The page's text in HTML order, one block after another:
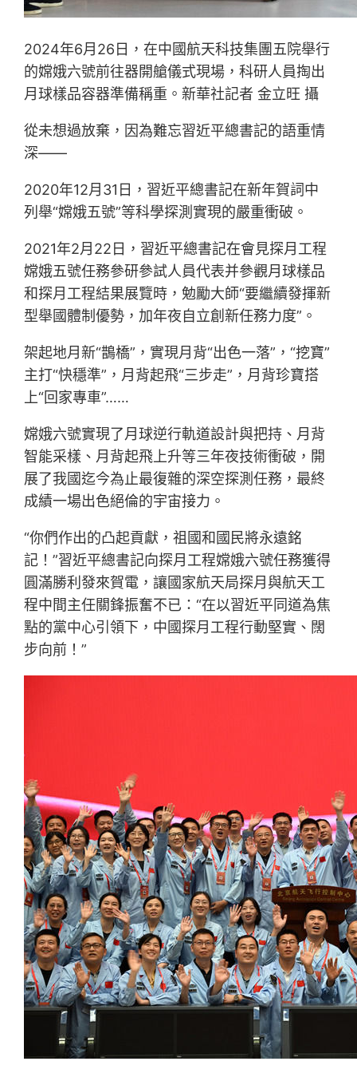
2024年6月26日，在中國航天科技集團五院舉行
的嫦娥六號前往器開艙儀式現場，科研人員掏出
月球樣品容器準備稱重。新華社記者 金立旺 攝
從未想過放棄，因為難忘習近平總書記的語重情
深——
2020年12月31日，習近平總書記在新年賀詞中
列舉“嫦娥五號”等科學探測實現的嚴重衝破。
2021年2月22日，習近平總書記在會見探月工程
嫦娥五號任務參研參試人員代表并參觀月球樣品
和探月工程結果展覽時，勉勵大師“要繼續發揮新
型舉國體制優勢，加年夜自立創新任務力度”。
架起地月新“鵲橋”，實現月背“出色一落”，“挖寶”
主打“快穩準”，月背起飛“三步走”，月背珍寶搭
上“回家專車”……
嫦娥六號實現了月球逆行軌道設計與把持、月背
智能采樣、月背起飛上升等三年夜技術衝破，開
展了我國迄今為止最復雜的深空探測任務，最終
成績一場出色絕倫的宇宙接力。
“你們作出的凸起貢獻，祖國和國民將永遠銘
記！”習近平總書記向探月工程嫦娥六號任務獲得
圓滿勝利發來賀電，讓國家航天局探月與航天工
程中間主任關鋒振奮不已：“在以習近平同道為焦
點的黨中心引領下，中國探月工程行動堅實、闊
步向前！”